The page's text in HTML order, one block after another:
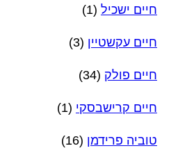
חיים ישכיל (1)
חיים עקשטיין (3)
חיים פולק (34)
חיים קרישבסקי (1)
טוביה פרידמן (16)